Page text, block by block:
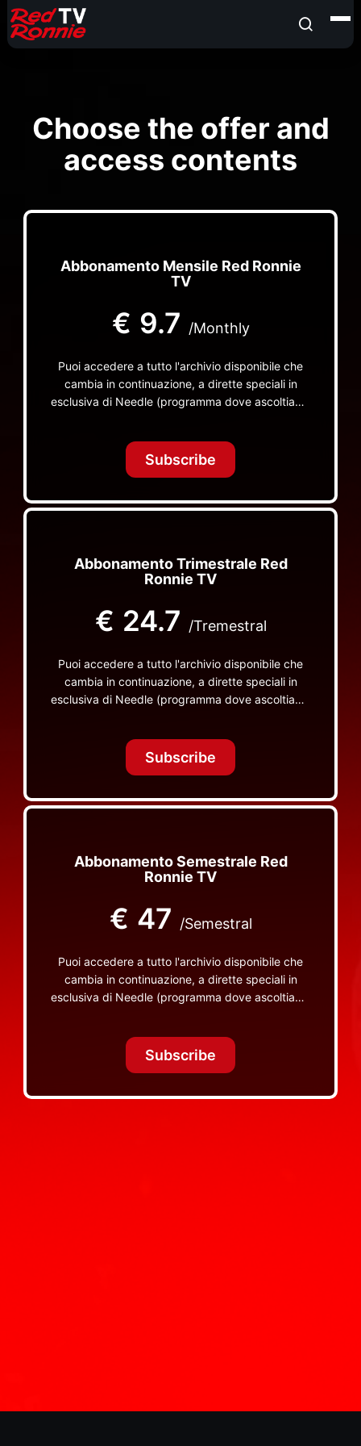
Choose the offer and
access contents
Abbonamento Mensile Red Ronnie
TV
€ 9.7 /Monthly
Puoi accedere a tutto l'archivio disponibile che
cambia in continuazione, a dirette speciali in
esclusiva di Needle (programma dove ascoltiamo
TV non visibili da nessuna altra parte
Subscribe
Abbonamento Trimestrale Red
Ronnie TV
€ 24.7 /Tremestral
Puoi accedere a tutto l'archivio disponibile che
cambia in continuazione, a dirette speciali in
esclusiva di Needle (programma dove ascoltiamo
TV non visibili da nessuna altra parte
Subscribe
Abbonamento Semestrale Red
Ronnie TV
€ 47 /Semestral
Puoi accedere a tutto l'archivio disponibile che
cambia in continuazione, a dirette speciali in
esclusiva di Needle (programma dove ascoltiamo
TV non visibili da nessuna altra parte
Subscribe